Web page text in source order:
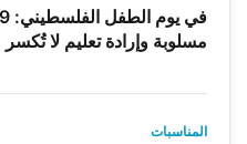
مسلوبة وإرادة تعليم لا تُكسر
المناسبات